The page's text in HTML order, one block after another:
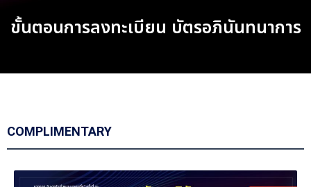
ขั้นตอนการลงทะเบียน บัตรอภินันทนาการ
COMPLIMENTARY